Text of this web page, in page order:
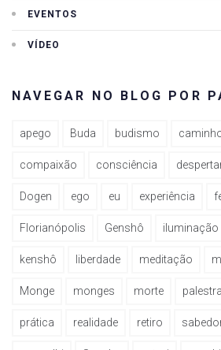
EVENTOS
VÍDEO
NAVEGAR NO BLOG POR
apego Buda budismo
compaixão consciência
Dogen ego eu experiência
Florianópolis Genshô iluminação
kenshô liberdade meditação
Monge monges morte palestra
prática realidade retiro